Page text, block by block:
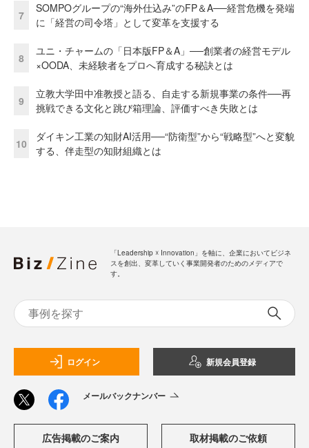
7
SOMPOグループの“海外仕込み”のFP＆A──経営危機を発端
に「経営の司令塔」として変革を支援する
8
ユニ・チャームの「日本版FP＆A」──創業者の経営モデル
×OODA、未経験者をプロへ育成する秘訣とは
9
立教大学田中准教授と語る、自走する新規事業の条件──再
挑戦できる文化と跳び箱理論、評価すべき失敗とは
10
ダイキン工業の知財AI活用──“防衛型”から“戦略型”へと変貌
する、伴走型の知財組織とは
「Leadership ☓ Innovation」を軸に、企業においてビジネ
スを創出、変革していく事業開発者のためのメディアで
す。
ログイン 新規会員登録
メールバックナンバー
広告掲載のご案内 取材掲載のご依頼